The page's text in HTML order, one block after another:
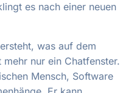
es nach einer neuen
was auf dem
nur ein Chatfenster.
Mensch, Software